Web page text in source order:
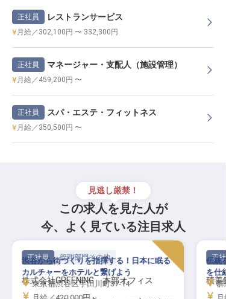
正社員 レストランサービス
月給／302,100円 〜 332,300円
正社員 マネージャー・支配人（施設管理）
月給／459,200円 〜
正社員 スパ・エステ・フィットネス
月給／350,500円 〜
見逃し厳禁！
この求人を見た人が
今、よく見ている注目求人
正社員 管理部門その他
株式会社GREENING 本部オフィス
渋谷から街づくりを指揮する！日本に眠る
カルチャーをホテルと繋げよう
東京都渋谷区宇田川町37-14
正社
積善
伝統
を仕
群